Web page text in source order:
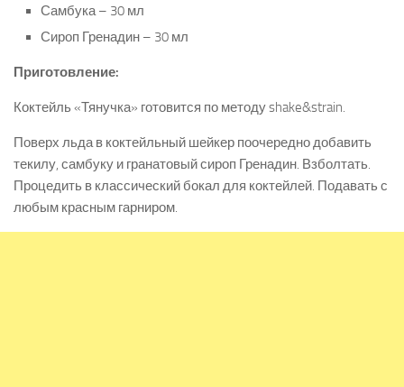
Самбука – 30 мл
Сироп Гренадин – 30 мл
Приготовление:
Коктейль «Тянучка» готовится по методу shake&strain.
Поверх льда в коктейльный шейкер поочередно добавить
текилу, самбуку и гранатовый сироп Гренадин. Взболтать.
Процедить в классический бокал для коктейлей. Подавать с
любым красным гарниром.